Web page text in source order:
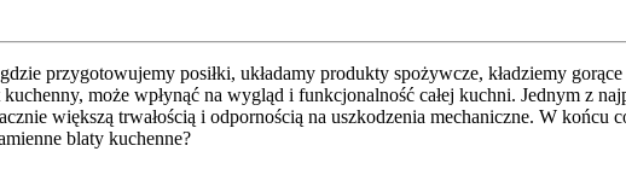
przygotowujemy posiłki, układamy produkty spożywcze, kładziemy
może wpłynąć na wygląd i funkcjonalność całej kuchni. Jednym z
większą trwałością i odpornością na uszkodzenia mechaniczne. W
blaty kuchenne?